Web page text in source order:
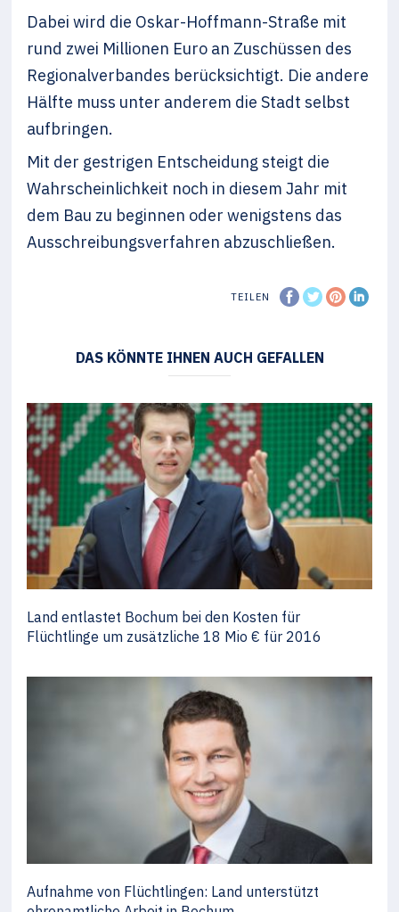
Dabei wird die Oskar-Hoffmann-Straße mit
rund zwei Millionen Euro an Zuschüssen des
Regionalverbandes berücksichtigt. Die andere
Hälfte muss unter anderem die Stadt selbst
aufbringen.
Mit der gestrigen Entscheidung steigt die
Wahrscheinlichkeit noch in diesem Jahr mit
dem Bau zu beginnen oder wenigstens das
Ausschreibungsverfahren abzuschließen.
TEILEN
DAS KÖNNTE IHNEN AUCH GEFALLEN
Land entlastet Bochum bei den Kosten für
Flüchtlinge um zusätzliche 18 Mio € für 2016
Aufnahme von Flüchtlingen: Land unterstützt